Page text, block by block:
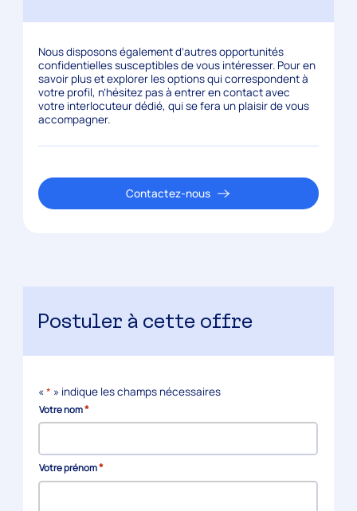
Nous disposons également d’autres opportunités
confidentielles susceptibles de vous intéresser. Pour en
savoir plus et explorer les options qui correspondent à
votre profil, n’hésitez pas à entrer en contact avec
votre interlocuteur dédié, qui se fera un plaisir de vous
accompagner.
Contactez-nous
Postuler à cette offre
«* » indique les champs nécessaires
Votre nom*
Votre prénom*